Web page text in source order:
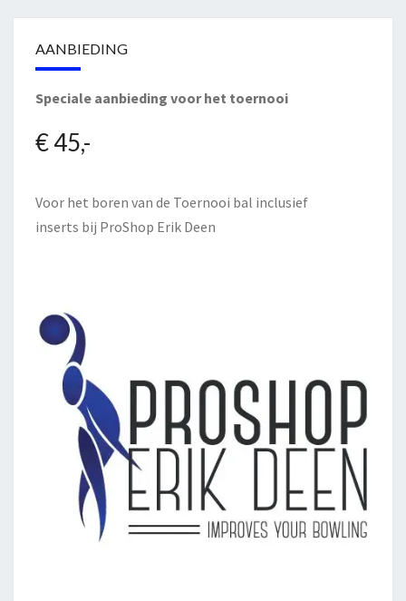
AANBIEDING
Speciale aanbieding voor het toernooi
€ 45,-
Voor het boren van de Toernooi bal inclusief
inserts bij ProShop Erik Deen